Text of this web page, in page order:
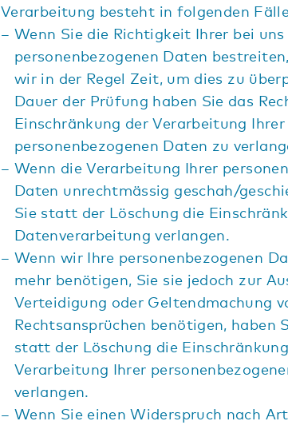
Verarbeitung besteht in folgenden
Wenn Sie die Richtigkeit Ihrer bei
personenbezogenen Daten
wir in der Regel Zeit, um dies zu
Dauer der Prüfung haben Sie das
Einschränkung der Verarbeitung Ihrer
personenbezogenen Daten zu
Wenn die Verarbeitung Ihrer
Daten unrechtmässig geschah/
Sie statt der Löschung die
Datenverarbeitung verlangen.
Wenn wir Ihre personenbezogenen
mehr benötigen, Sie sie jedoch zur
Verteidigung oder Geltendmachung
Rechtsansprüchen benötigen, haben
statt der Löschung die
Verarbeitung Ihrer
verlangen.
Wenn Sie einen Widerspruch nach